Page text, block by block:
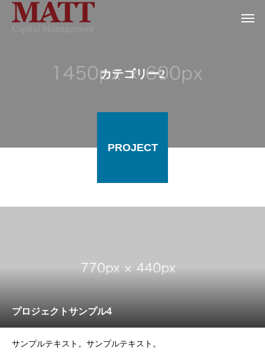
カテゴリー2
PROJECT
プロジェクトサンプル4
サンプルテキスト。サンプルテキスト。